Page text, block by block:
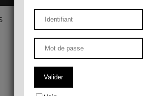
ENSEIGNEMENT